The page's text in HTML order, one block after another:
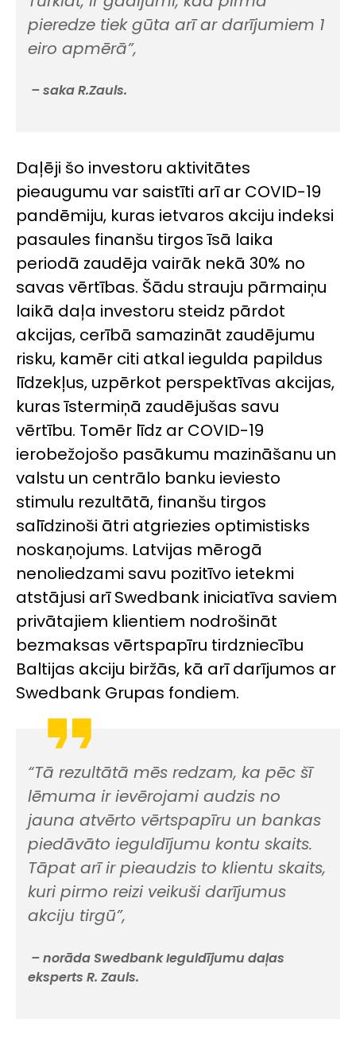
pieredze tiek gūta arī ar darījumiem 1
eiro apmērā”,
– saka R.Zauls.
Daļēji šo investoru aktivitātes
pieaugumu var saistīti arī ar COVID-19
pandēmiju, kuras ietvaros akciju indeksi
pasaules finanšu tirgos īsā laika
periodā zaudēja vairāk nekā 30% no
savas vērtības. Šādu strauju pārmaiņu
laikā daļa investoru steidz pārdot
akcijas, cerībā samazināt zaudējumu
risku, kamēr citi atkal iegulda papildus
līdzekļus, uzpērkot perspektīvas akcijas,
kuras īstermiņā zaudējušas savu
vērtību. Tomēr līdz ar COVID-19
ierobežojošo pasākumu mazināšanu un
valstu un centrālo banku ieviesto
stimulu rezultātā, finanšu tirgos
salīdzinoši ātri atgriezies optimistisks
noskaņojums. Latvijas mērogā
nenoliedzami savu pozitīvo ietekmi
atstājusi arī Swedbank iniciatīva saviem
privātajiem klientiem nodrošināt
bezmaksas vērtspapīru tirdzniecību
Baltijas akciju biržās, kā arī darījumos ar
Swedbank Grupas fondiem.
“Tā rezultātā mēs redzam, ka pēc šī
lēmuma ir ievērojami audzis no
jauna atvērto vērtspapīru un bankas
piedāvāto ieguldījumu kontu skaits.
Tāpat arī ir pieaudzis to klientu skaits,
kuri pirmo reizi veikuši darījumus
akciju tirgū”,
– norāda Swedbank Ieguldījumu daļas
eksperts R. Zauls.